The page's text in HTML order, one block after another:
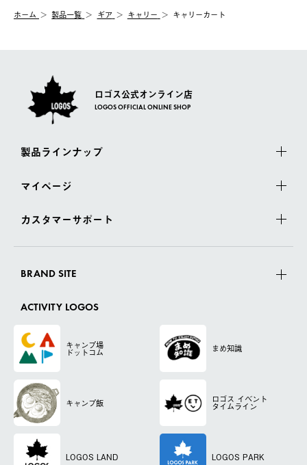
【配送業者】
佐川急便にて配送されます。
一度お手元の商品を返品いただき、ご希望商品を再注文してくだ
ホーム 製品一覧 ギア キャリー キャリーカート
ロゴス公式オンライン店
LOGOS OFFICIAL ONLINE SHOP
製品ラインナップ
マイページ
カスタマーサポート
BRAND SITE
ACTIVITY LOGOS
キャンプ場
ドットコム まめ知識
キャンプ飯 ロゴス イベント
タイムライン
LOGOS LAND LOGOS PARK